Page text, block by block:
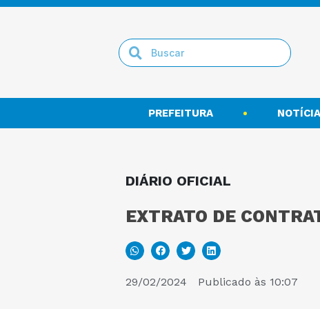
PREFEITURA
DIÁRIO OFICIAL
EXTRATO DE
29/02/2024 Publicado às 10:07